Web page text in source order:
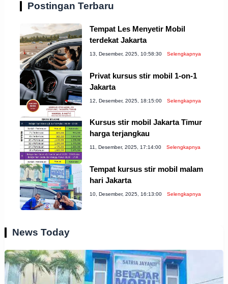
Postingan Terbaru
Tempat Les Menyetir Mobil
terdekat Jakarta
13, Desember, 2025, 10:58:30 Selengkapnya
Privat kursus stir mobil 1-on-1
Jakarta
12, Desember, 2025, 18:15:00 Selengkapnya
Kursus stir mobil Jakarta Timur
harga terjangkau
11, Desember, 2025, 17:14:00 Selengkapnya
Tempat kursus stir mobil malam
hari Jakarta
10, Desember, 2025, 16:13:00 Selengkapnya
News Today